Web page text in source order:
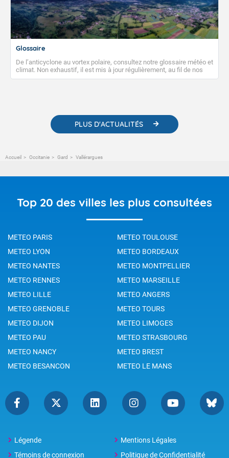
Glossaire
De l’anticyclone au vortex polaire, consultez notre glossaire météo et
climat. Non exhaustif, il est mis à jour régulièrement, au fil de nos
publications. Vous y trouverez également des liens utiles vers nos
PLUS D'ACTUALITÉS
Accueil Occitanie Gard Vallérargues
Top 20 des villes les plus consultées
METEO PARIS
METEO TOULOUSE
METEO LYON
METEO BORDEAUX
METEO NANTES
METEO MONTPELLIER
METEO RENNES
METEO MARSEILLE
METEO LILLE
METEO ANGERS
METEO GRENOBLE
METEO TOURS
METEO DIJON
METEO LIMOGES
METEO PAU
METEO STRASBOURG
METEO NANCY
METEO BREST
METEO BESANCON
METEO LE MANS
Légende
Mentions Légales
Témoins de connexion
Politique de Confidentialité